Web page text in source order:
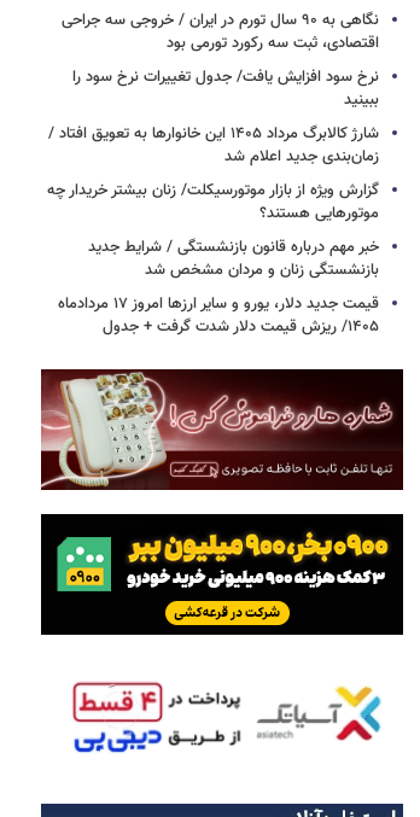
نگاهی به ۹۰ سال تورم در ایران / خروجی سه جراحی
اقتصادی، ثبت سه رکورد تورمی بود
نرخ سود افزایش یافت/ جدول تغییرات نرخ سود را
ببینید
شارژ کالابرگ مرداد ۱۴۰۵ این خانوارها به تعویق افتاد /
زمان‌بندی جدید اعلام شد
گزارش ویژه از بازار موتورسیکلت/ زنان بیشتر خریدار چه
موتورهایی هستند؟
خبر مهم درباره قانون بازنشستگی / شرایط جدید
بازنشستگی زنان و مردان مشخص شد
قیمت جدید دلار، یورو و سایر ارزها امروز ۱۷ مردادماه
۱۴۰۵/ ریزش قیمت دلار شدت گرفت + جدول